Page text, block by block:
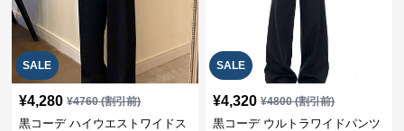
SALE
¥4,280 ¥4760(割引前)
黒コーデ ハイウエストワイドス
SALE
¥4,320 ¥4800(割引前)
黒コーデ ウルトラワイドパンツ